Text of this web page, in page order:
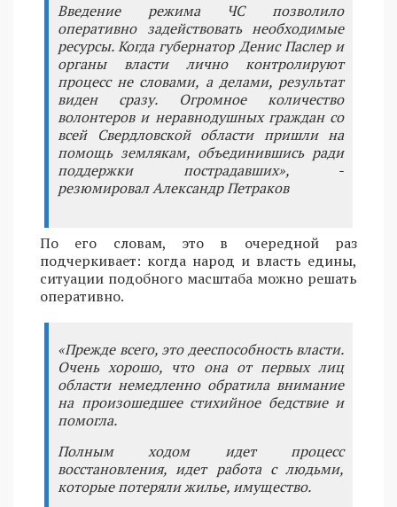
Введение режима ЧС позволило
оперативно задействовать необходимые
ресурсы. Когда губернатор Денис Паслер и
органы власти лично контролируют
процесс не словами, а делами, результат
виден сразу. Огромное количество
волонтеров и неравнодушных граждан со
всей Свердловской области пришли на
помощь землякам, объединившись ради
поддержки пострадавших», -
резюмировал Александр Петраков
По его словам, это в очередной раз
подчеркивает: когда народ и власть едины,
ситуации подобного масштаба можно решать
оперативно.
«Прежде всего, это дееспособность власти.
Очень хорошо, что она от первых лиц
области немедленно обратила внимание
на произошедшее стихийное бедствие и
помогла.
Полным ходом идет процесс
восстановления, идет работа с людьми,
которые потеряли жилье, имущество.